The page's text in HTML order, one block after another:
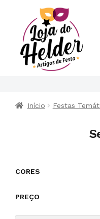
Início Festas
CORES
PREÇO